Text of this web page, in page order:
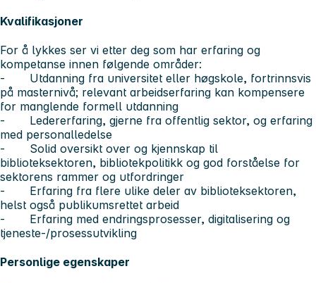
Kvalifikasjoner
For å lykkes ser vi etter deg som har erfaring og
kompetanse innen følgende områder:
- Utdanning fra universitet eller høgskole, fortrinnsvis
på masternivå; relevant arbeidserfaring kan kompensere
for manglende formell utdanning
- Ledererfaring, gjerne fra offentlig sektor, og erfaring
med personalledelse
- Solid oversikt over og kjennskap til
biblioteksektoren, bibliotekpolitikk og god forståelse for
sektorens rammer og utfordringer
- Erfaring fra flere ulike deler av biblioteksektoren,
helst også publikumsrettet arbeid
- Erfaring med endringsprosesser, digitalisering og
tjeneste-/prosessutvikling
Personlige egenskaper